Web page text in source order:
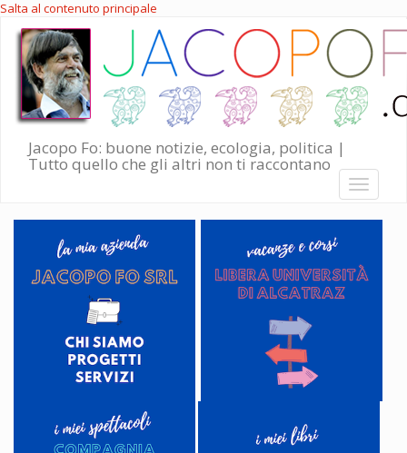
Salta al contenuto principale
Jacopo Fo: buone notizie, ecologia, politica |
Tutto quello che gli altri non ti raccontano
Toggle